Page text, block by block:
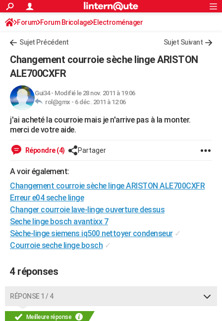
ACTUALITÉS
Politique
Société
Faits Divers
Education
Monde
Villes
+
Programme TV
TNTStreaming
Cinéma
Sorties cinéma
Musique
FINANCE
Retraite
Impôts
Epargne
Immobilier
Risques naturels par ville
Banque
Assurance
Crédit
AUTO
Essais
Réserver un essai
Citadines
Berlines
SUV
Forum auto
HIGH-TECH
Mobiles
Meilleur smartphone
Internet
Ordinateurs
Jeux vidéo
Guide high-tech
+BRICOLAGE
Forum
Aménagement intérieur
Extérieur
Cuisine
Salle de bains
Jardinage
Rangement
WEEK-END
Guides de France
Escapades
Patrimoine
Expositions
Musées
Week-end nature
+LIFESTYLE
Art de vivre
Bien-être
Loisirs
Mode
Modes de vie
SANTE
Alimentation
Guide de la santé
Maladies
Médicaments
Sommeil
VOYAGE
Destinations
City break
Voyage nature
Voyage de noces
Forum
Climat
+PHOTO
BONS PLANS
CARTE DE VOEUX
Carte de Noël
Carte Bonne année
Carte Saint-Valentin
Carte Pâques
Carte d'anniversaire
DICTIONNAIRE
S'inscrire
Connexion
Forum Forum Bricolage Electroménager
Sujet Précédent Sujet Suivant
Changement courroie sèche linge ARISTON
ALE700CXFR
Gui34- Modifié le 28 nov. 2011 à 19:06
rol@gmx - 6 déc. 2011 à 12:06
j'ai acheté la courroie mais je n'arrive pas à la monter.
merci de votre aide.
Répondre (4) Partager
A voir également:
Changement courroie sèche linge ARISTON ALE700CXFR
Erreur e04 seche linge
Changer courroie lave-linge ouverture dessus
Seche linge bosch avantixx 7
Sèche-linge siemens iq500 nettoyer condenseur ✓
Courroie seche linge bosch ✓
4 réponses
RÉPONSE 1 / 4
Meilleure réponse